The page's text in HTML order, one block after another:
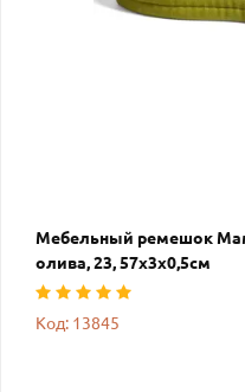
Мебельный ремешок
олива, 23, 57х3х0,5см
Код: 13845